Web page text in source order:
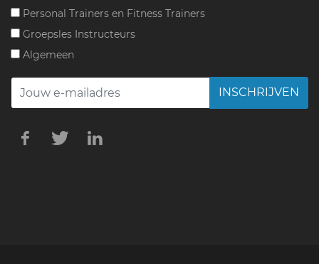
Personal Trainers en Fitness Trainers
Groepsles Instructeurs
Algemeen
INSCHRIJVEN